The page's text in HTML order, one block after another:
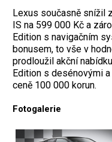
Lexus současně snížil
IS na 599 000 Kč a
Edition s navigačním
bonusem, to vše v
prodloužil akční
Edition s desénovými
ceně 100 000 korun.
Fotogalerie